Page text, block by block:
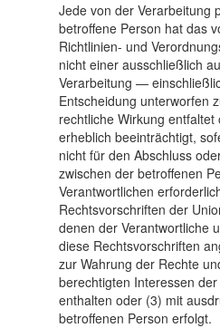
Jede von der Verarbeitung
betroffene Person hat das
Richtlinien- und
nicht einer ausschließlich
Verarbeitung —
Entscheidung unterworfen
rechtliche Wirkung
erheblich beeinträchtigt,
nicht für den Abschluss
zwischen der betroffenen
Verantwortlichen
Rechtsvorschriften der
denen der Verantwortliche
diese Rechtsvorschriften
zur Wahrung der Rechte
berechtigten Interessen
enthalten oder (3) mit
betroffenen Person erfolgt.